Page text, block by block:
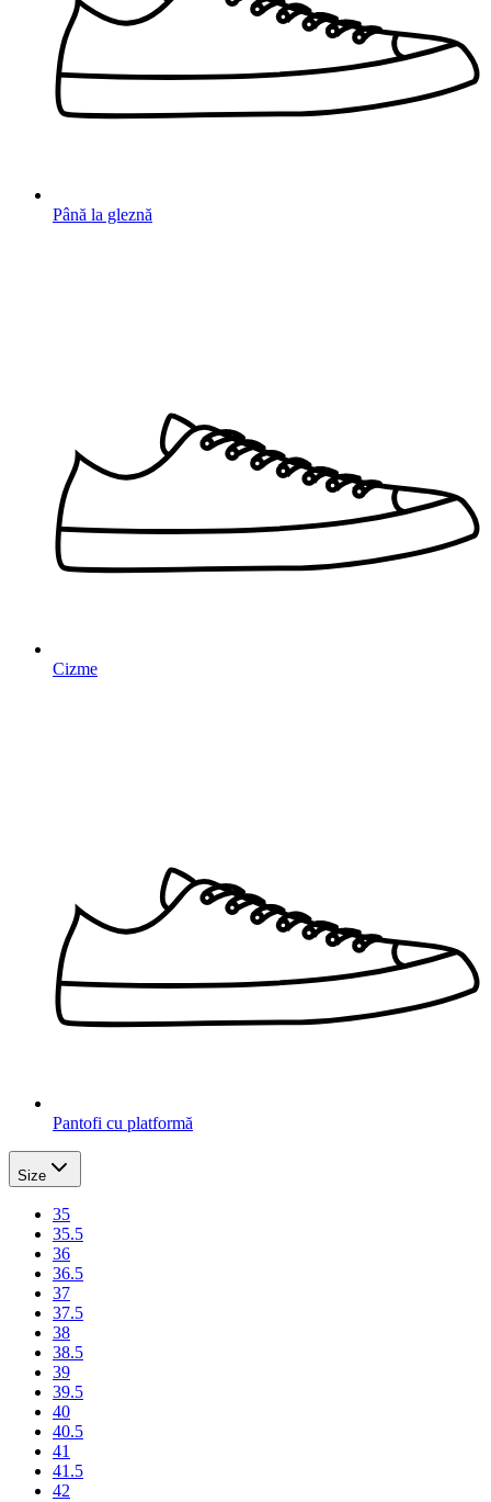
Până la gleznă
Cizme
Pantofi cu platformă
Size
35
35.5
36
36.5
37
37.5
38
38.5
39
39.5
40
40.5
41
41.5
42